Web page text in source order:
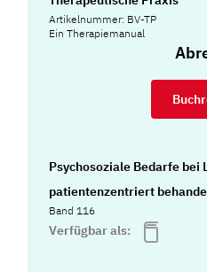
Artikelnummer: BV-TP
Ein Therapiemanual
Psychosoziale Bedarfe bei
patientenzentriert
Band 116
Verfügbar als: